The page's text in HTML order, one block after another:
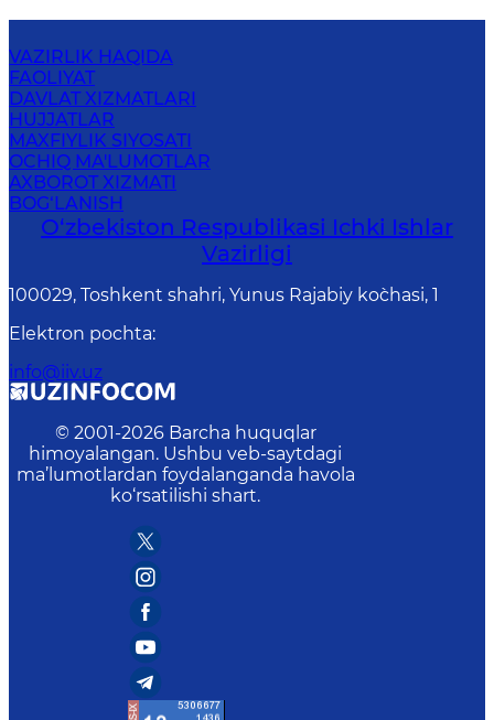
VAZIRLIK HAQIDA
FAOLIYAT
DAVLAT XIZMATLARI
HUJJATLAR
MAXFIYLIK SIYOSATI
OCHIQ MA'LUMOTLAR
AXBOROT XIZMATI
BOG‘LANISH
O‘zbеkiston Rеspublikаsi Ichki Ishlаr
Vаzirligi
100029, Toshkent shahri, Yunus Rаjаbiy ko`chаsi, 1
Elektron pochta:
info@iiv.uz
© 2001-2026 Barcha huquqlar
himoyalangan. Ushbu veb-saytdagi
ma’lumotlardan foydalanganda havola
ko‘rsatilishi shart.